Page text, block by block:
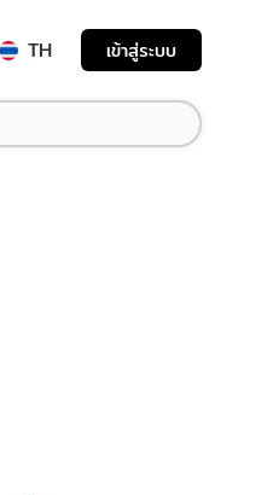
TH เข้าสู่ระบบ